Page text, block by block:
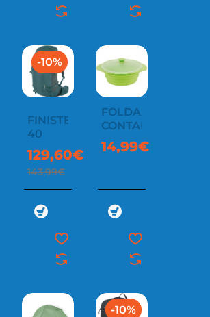
-10%
FINISTERRE
40
129,60€
143,99€
FOLDABLE
CONTAINER
14,99€
-10%